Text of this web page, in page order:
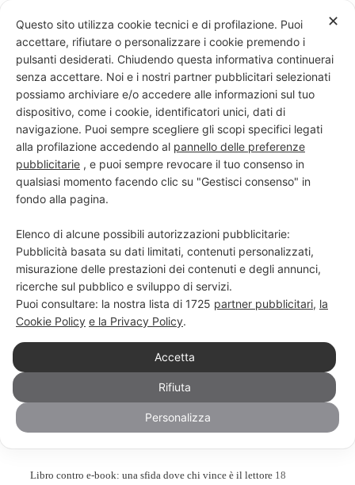
content
PROGETTO NERO SU BIANCO
Scuola di scrittura e creatività
Search
Libro contro e-book: una sfida dove chi vince è il lettore 18
✕
Questo sito utilizza cookie tecnici e di profilazione. Puoi
accettare, rifiutare o personalizzare i cookie premendo i
pulsanti desiderati. Chiudendo questa informativa continuerai
senza accettare. Noi e i nostri partner pubblicitari selezionati
possiamo archiviare e/o accedere alle informazioni sul tuo
dispositivo, come i cookie, identificatori unici, dati di
navigazione. Puoi sempre scegliere gli scopi specifici legati
alla profilazione accedendo al pannello delle preferenze
pubblicitarie , e puoi sempre revocare il tuo consenso in
qualsiasi momento facendo clic su "Gestisci consenso" in
fondo alla pagina.
Elenco di alcune possibili autorizzazioni pubblicitarie:
Pubblicità basata su dati limitati, contenuti personalizzati,
misurazione delle prestazioni dei contenuti e degli annunci,
ricerche sul pubblico e sviluppo di servizi.
Puoi consultare: la nostra lista di 1725 partner pubblicitari, la
Cookie Policy e la Privacy Policy.
Accetta
Rifiuta
Personalizza